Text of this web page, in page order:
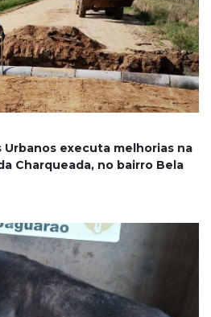
executa melhorias na
Charqueada, no bairro Bela